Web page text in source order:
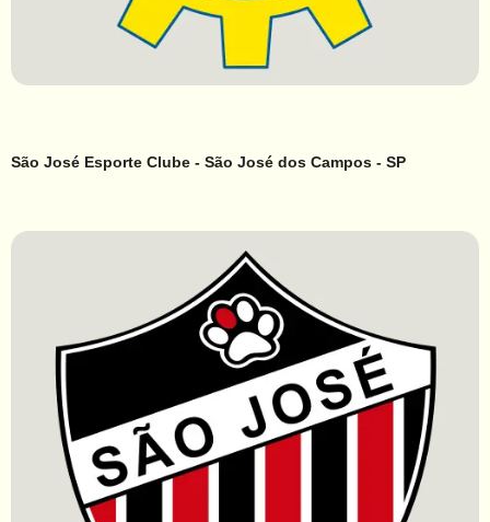
São José Esporte Clube - São José dos Campos - SP